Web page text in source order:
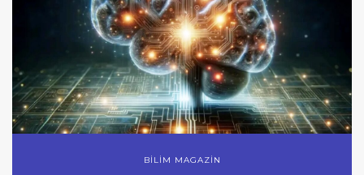
BİLİM MAGAZİN